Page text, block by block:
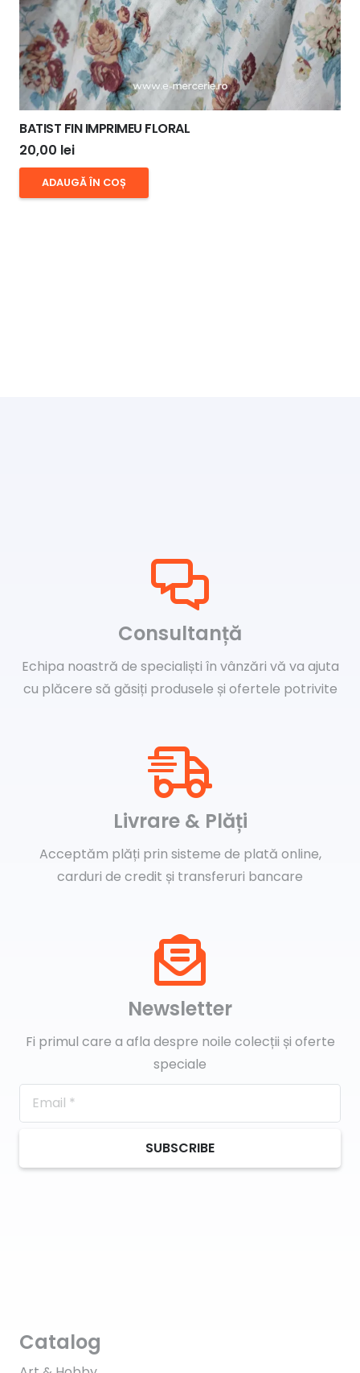
BATIST FIN IMPRIMEU FLORAL
20,00 lei
ADAUGĂ ÎN COȘ
Consultanță
Echipa noastră de specialiști în vânzări vă va ajuta
cu plăcere să găsiți produsele și ofertele potrivite
Livrare & Plăți
Acceptăm plăți prin sisteme de plată online,
carduri de credit și transferuri bancare
Newsletter
Fi primul care a afla despre noile colecții și oferte
speciale
SUBSCRIBE
Catalog